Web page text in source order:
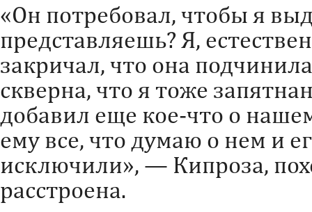
«Он потребовал, чтобы я
представляешь? Я,
закричал, что она
скверна, что я тоже
добавил еще кое-что о
ему все, что думаю о нем и
исключили», — Кипроза,
расстроена.